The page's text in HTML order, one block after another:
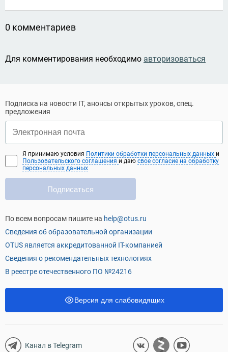
0 комментариев
Для комментирования необходимо авторизоваться
Подписка на новости IT, анонсы открытых уроков, спец.
предложения
Подписаться
Я принимаю условия Политики обработки персональных данных и
Пользовательского соглашения и даю свое согласие на обработку
персональных данных
По всем вопросам пишите на help@otus.ru
Сведения об образовательной организации
OTUS является аккредитованной IT-компанией
Сведения о рекомендательных технологиях
В реестре отечественного ПО №24216
Версия для слабовидящих
Канал в Telegram